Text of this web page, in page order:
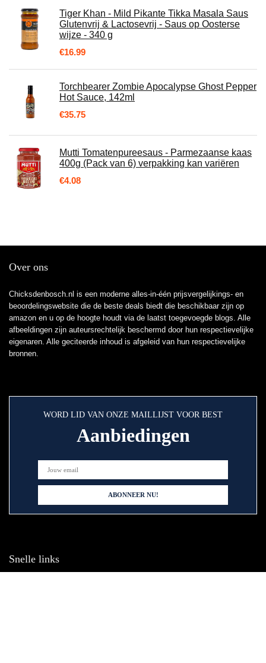
Tiger Khan - Mild Pikante Tikka Masala Saus
Glutenvrij & Lactosevrij - Saus op Oosterse
wijze - 340 g
€16.99
Torchbearer Zombie Apocalypse Ghost Pepper
Hot Sauce, 142ml
€35.75
Mutti Tomatenpureesaus - Parmezaanse kaas
400g (Pack van 6) verpakking kan variëren
€4.08
Over ons
Chicksdenbosch.nl is een moderne alles-in-één prijsvergelijkings- en
beoordelingswebsite die de beste deals biedt die beschikbaar zijn op
amazon en u op de hoogte houdt via de laatst toegevoegde blogs. Alle
afbeeldingen zijn auteursrechtelijk beschermd door hun respectievelijke
eigenaren. Alle geciteerde inhoud is afgeleid van hun respectievelijke
bronnen.
WORD LID VAN ONZE MAILLIJST VOOR BEST
Aanbiedingen
Snelle links